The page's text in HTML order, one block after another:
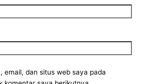
email, dan situs web saya pada